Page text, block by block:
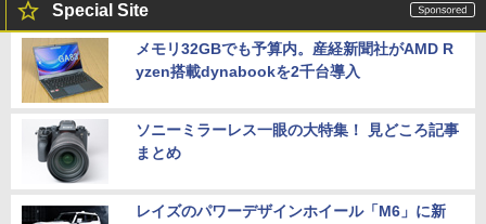
Special Site
メモリ32GBでも予算内。産経新聞社がAMD R
yzen搭載dynabookを2千台導入
ソニーミラーレス一眼の大特集！ 見どころ記事
まとめ
レイズのパワーデザインホイール「M6」に新